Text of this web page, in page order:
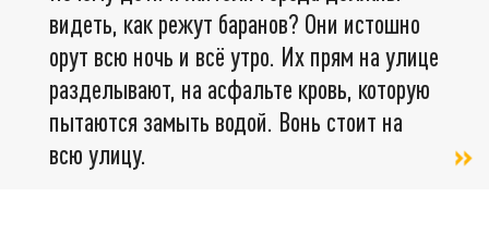
видеть, как режут баранов? Они истошно
орут всю ночь и всё утро. Их прям на улице
разделывают, на асфальте кровь, которую
пытаются замыть водой. Вонь стоит на
всю улицу.